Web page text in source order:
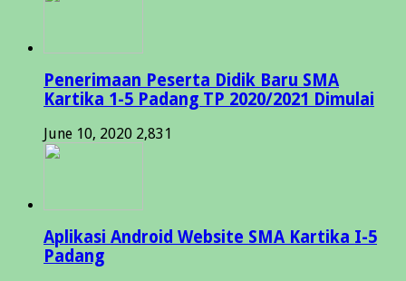
Penerimaan Peserta Didik Baru SMA
Kartika 1-5 Padang TP 2020/2021 Dimulai
June 10, 2020 2,831
Aplikasi Android Website SMA Kartika I-5
Padang